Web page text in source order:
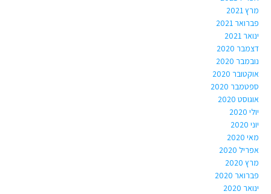
מרץ 2021
פברואר 2021
ינואר 2021
דצמבר 2020
נובמבר 2020
אוקטובר 2020
ספטמבר 2020
אוגוסט 2020
יולי 2020
יוני 2020
מאי 2020
אפריל 2020
מרץ 2020
פברואר 2020
ינואר 2020